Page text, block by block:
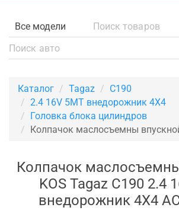
Каталог Tagaz
C190
2.4 16V 5MT внедорожник 4X4
Головка блока цилиндров
Колпачок маслосъемны
Колпачок
KOS Tagaz C190 2.4
внедорожник 4X4